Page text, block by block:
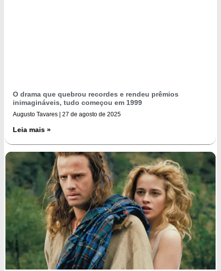
O drama que quebrou recordes e rendeu prêmios
inimagináveis, tudo começou em 1999
Augusto Tavares 27 de agosto de 2025
Leia mais »